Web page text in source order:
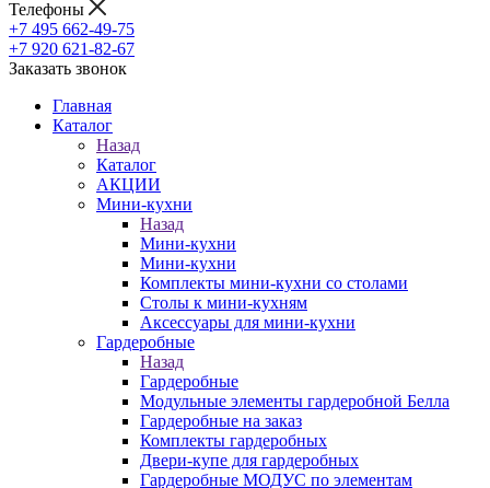
Телефоны
+7 495 662-49-75
+7 920 621-82-67
Заказать звонок
Главная
Каталог
Назад
Каталог
АКЦИИ
Мини-кухни
Назад
Мини-кухни
Мини-кухни
Комплекты мини-кухни со столами
Столы к мини-кухням
Аксессуары для мини-кухни
Гардеробные
Назад
Гардеробные
Модульные элементы гардеробной Белла
Гардеробные на заказ
Комплекты гардеробных
Двери-купе для гардеробных
Гардеробные МОДУС по элементам